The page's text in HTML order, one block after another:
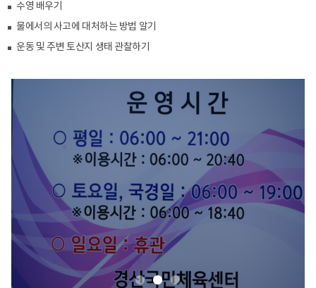
수영 배우기
물에서의 사고에 대처하는 방법 알기
운동 및 주변 토산지 생태 관찰하기